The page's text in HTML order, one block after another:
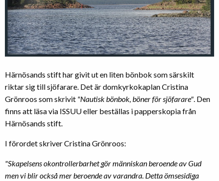
Härnösands stift har givit ut en liten bönbok som särskilt
riktar sig till sjöfarare. Det är domkyrkokaplan Cristina
Grönroos som skrivit "Nautisk bönbok, böner för sjöfarare". Den
finns att läsa via ISSUU eller beställas i papperskopia från
Härnösands stift.
I förordet skriver Cristina Grönroos:
"Skapelsens okontrollerbarhet gör människan beroende av Gud
men vi blir också mer beroende av varandra. Detta ömsesidiga